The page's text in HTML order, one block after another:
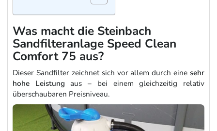
Was macht die Steinbach
Sandfilteranlage Speed Clean
Comfort 75 aus?
Dieser Sandfilter zeichnet sich vor allem durch eine sehr
hohe Leistung aus – bei einem gleichzeitig relativ
überschaubaren Preisniveau.